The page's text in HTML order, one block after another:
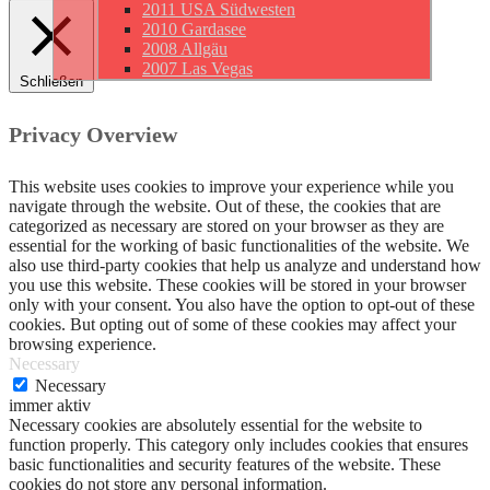
2011 USA Südwesten
2010 Gardasee
2008 Allgäu
2007 Las Vegas
Schließen
Privacy Overview
This website uses cookies to improve your experience while you
navigate through the website. Out of these, the cookies that are
categorized as necessary are stored on your browser as they are
essential for the working of basic functionalities of the website. We
also use third-party cookies that help us analyze and understand how
you use this website. These cookies will be stored in your browser
only with your consent. You also have the option to opt-out of these
cookies. But opting out of some of these cookies may affect your
browsing experience.
Necessary
Necessary
immer aktiv
Necessary cookies are absolutely essential for the website to
function properly. This category only includes cookies that ensures
basic functionalities and security features of the website. These
cookies do not store any personal information.